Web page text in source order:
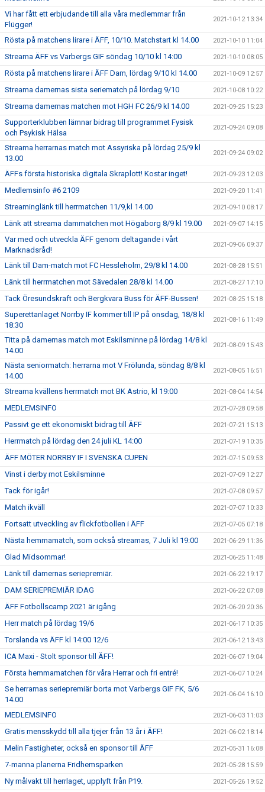
Vi har fått ett erbjudande till alla våra medlemmar från
Flügger!
2021-10-12 13:34
Rösta på matchens lirare i ÄFF, 10/10. Matchstart kl 14.00 2021-10-10 11:04
Streama ÄFF vs Varbergs GIF söndag 10/10 kl 14:00 2021-10-10 08:05
Rösta på matchens lirare i ÄFF Dam, lördag 9/10 kl 14.00 2021-10-09 12:57
Streama damernas sista seriematch på lördag 9/10 2021-10-08 10:22
Streama damernas matchen mot HGH FC 26/9 kl 14.00 2021-09-25 15:23
Supporterklubben lämnar bidrag till programmet Fysisk
och Psykisk Hälsa
2021-09-24 09:08
Streama herrarnas match mot Assyriska på lördag 25/9 kl
13.00
2021-09-24 09:02
ÄFFs första historiska digitala Skraplott! Kostar inget! 2021-09-23 12:03
Medlemsinfo #6 2109 2021-09-20 11:41
Streaminglänk till herrmatchen 11/9,kl 14.00 2021-09-10 08:17
Länk att streama dammatchen mot Högaborg 8/9 kl 19.00 2021-09-07 14:15
Var med och utveckla ÄFF genom deltagande i vårt
Marknadsråd!
2021-09-06 09:37
Länk till Dam-match mot FC Hessleholm, 29/8 kl 14.00 2021-08-28 15:51
Länk till herrmatchen mot Sävedalen 28/8 kl 14.00 2021-08-27 17:10
Tack Öresundskraft och Bergkvara Buss för ÄFF-Bussen! 2021-08-25 15:18
Superettanlaget Norrby IF kommer till IP på onsdag, 18/8 kl
18:30
2021-08-16 11:49
Titta på damernas match mot Eskilsminne på lördag 14/8 kl
14.00
2021-08-09 15:43
Nästa seniormatch: herrarna mot V Frölunda, söndag 8/8 kl
14.00
2021-08-05 16:51
Streama kvällens herrmatch mot BK Astrio, kl 19:00 2021-08-04 14:54
MEDLEMSINFO 2021-07-28 09:58
Passivt ge ett ekonomiskt bidrag till ÄFF 2021-07-21 15:13
Herrmatch på lördag den 24 juli KL 14:00 2021-07-19 10:35
ÄFF MÖTER NORRBY IF I SVENSKA CUPEN 2021-07-15 09:53
Vinst i derby mot Eskilsminne 2021-07-09 12:27
Tack för igår! 2021-07-08 09:57
Match ikväll 2021-07-07 10:33
Fortsatt utveckling av flickfotbollen i ÄFF 2021-07-05 07:18
Nästa hemmamatch, som också streamas, 7 Juli kl 19:00 2021-06-29 11:36
Glad Midsommar! 2021-06-25 11:48
Länk till damernas seriepremiär. 2021-06-22 19:17
DAM SERIEPREMIÄR IDAG 2021-06-22 07:08
ÄFF Fotbollscamp 2021 är igång 2021-06-20 20:36
Herr match på lördag 19/6 2021-06-17 10:35
Torslanda vs ÄFF kl 14:00 12/6 2021-06-12 13:43
ICA Maxi - Stolt sponsor till ÄFF! 2021-06-07 19:04
Första hemmamatchen för våra Herrar och fri entré! 2021-06-07 10:24
Se herrarnas seriepremiär borta mot Varbergs GIF FK, 5/6
14.00
2021-06-04 16:10
MEDLEMSINFO 2021-06-03 11:03
Gratis mensskydd till alla tjejer från 13 år i ÄFF! 2021-06-02 18:14
Melin Fastigheter, också en sponsor till ÄFF 2021-05-31 16:08
7-manna planerna Fridhemsparken 2021-05-28 15:59
Ny målvakt till herrlaget, upplyft från P19. 2021-05-26 19:52